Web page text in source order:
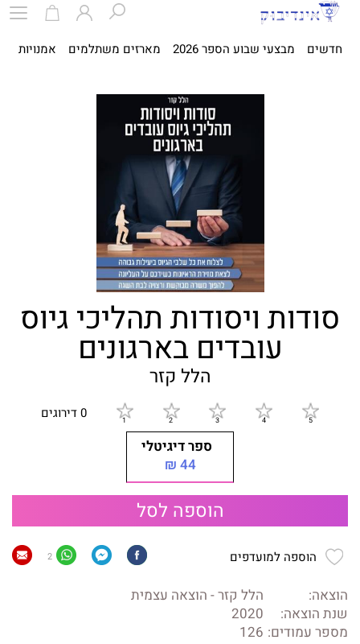
חדשים מבצעי שבוע הספר 2026 מארזים משתלמים אמנויות
סודות ויסודות תהליכי גיוס
עובדים בארגונים
הלל קזר
0 דירוגים
ספר דיגיטלי
44 ₪
הוספה לסל
הוספה למועדפים 2
הוצאה:
הלל קזר - הוצאה עצמית
שנת הוצאה:
2020
מספר עמודים: 126